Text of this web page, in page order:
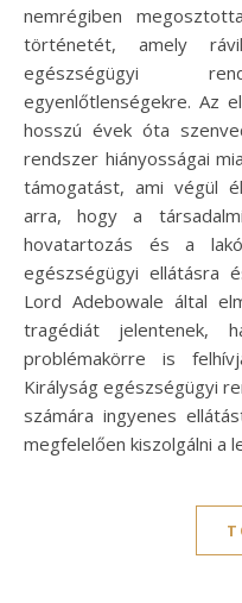
nemrégiben
történetét, amely
egészségügyi
egyenlőtlenségekre. Az
hosszú évek óta
rendszer hiányosságai
támogatást, ami végül
arra, hogy a
hovatartozás és a
egészségügyi ellátásra
Lord Adebowale által
tragédiát jelentenek,
problémakörre is
Királyság egészségügyi
számára ingyenes
megfelelően kiszolgálni a